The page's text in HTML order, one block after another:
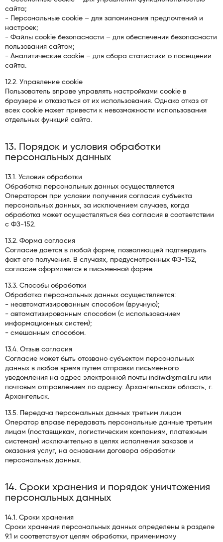
сайта;
- Персональные cookie – для запоминания предпочтений и
настроек;
- Файлы cookie безопасности – для обеспечения безопасности
пользования сайтом;
- Аналитические cookie – для сбора статистики о посещении
сайта.
12.2. Управление cookie
Пользователь вправе управлять настройками cookie в
браузере и отказаться от их использования. Однако отказ от
всех cookie может привести к невозможности использования
отдельных функций сайта.
13. Порядок и условия обработки
персональных данных
13.1. Условия обработки
Обработка персональных данных осуществляется
Оператором при условии получения согласия субъекта
персональных данных, за исключением случаев, когда
обработка может осуществляться без согласия в соответствии
с ФЗ-152.
13.2. Форма согласия
Согласие дается в любой форме, позволяющей подтвердить
факт его получения. В случаях, предусмотренных ФЗ-152,
согласие оформляется в письменной форме.
13.3. Способы обработки
Обработка персональных данных осуществляется:
- неавтоматизированным способом (вручную);
- автоматизированным способом (с использованием
информационных систем);
- смешанным способом.
13.4. Отзыв согласия
Согласие может быть отозвано субъектом персональных
данных в любое время путем отправки письменного
уведомления на адрес электронной почты indiwd@mail.ru или
почтовым отправлением по адресу: Архангельская область, г.
Архангельск.
13.5. Передача персональных данных третьим лицам
Оператор вправе передавать персональные данные третьим
лицам (поставщикам, логистическим компаниям, платежным
системам) исключительно в целях исполнения заказов и
оказания услуг, на основании договора обработки
персональных данных.
14. Сроки хранения и порядок уничтожения
персональных данных
14.1. Сроки хранения
Сроки хранения персональных данных определены в разделе
9.1 и соответствуют целям обработки, применимому